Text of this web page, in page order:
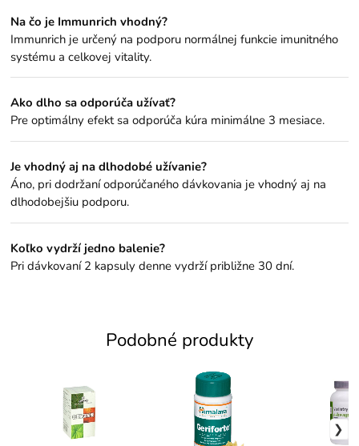
Na čo je Immunrich vhodný?
Immunrich je určený na podporu normálnej funkcie imunitného
systému a celkovej vitality.
Ako dlho sa odporúča užívať?
Pre optimálny efekt sa odporúča kúra minimálne 3 mesiace.
Je vhodný aj na dlhodobé užívanie?
Áno, pri dodržaní odporúčaného dávkovania je vhodný aj na
dlhodobejšiu podporu.
Koľko vydrží jedno balenie?
Pri dávkovaní 2 kapsuly denne vydrží približne 30 dní.
Podobné produkty